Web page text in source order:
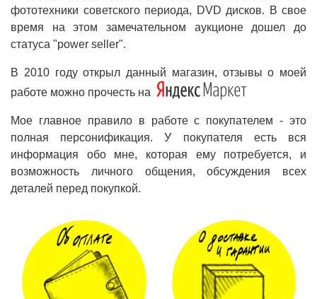
фототехники советского периода, DVD дисков. В свое
время на этом замечательном аукционе дошел до
статуса "power seller".
В 2010 году открыл данный магазин, отзывы о моей
работе можно прочесть на
Мое главное правило в работе с покупателем - это
полная персонификация. У покупателя есть вся
информация обо мне, которая ему потребуется, и
возможность личного общения, обсуждения всех
деталей перед покупкой.